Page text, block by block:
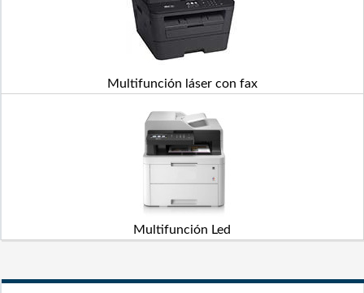
Multifunción láser con fax
Multifunción Led